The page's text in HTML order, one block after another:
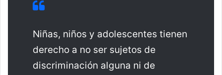
Niñas, niños y adolescentes tienen
derecho a no ser sujetos de
discriminación alguna ni de